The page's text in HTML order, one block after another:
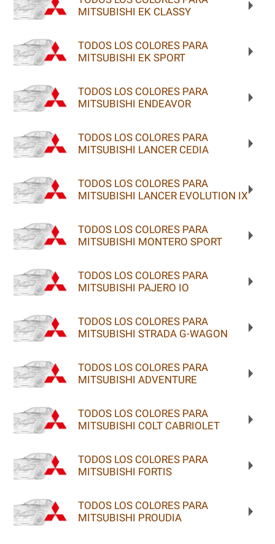
MITSUBISHI EK CLASSY
TODOS LOS COLORES PARA
MITSUBISHI EK SPORT
TODOS LOS COLORES PARA
MITSUBISHI ENDEAVOR
TODOS LOS COLORES PARA
MITSUBISHI LANCER CEDIA
TODOS LOS COLORES PARA
MITSUBISHI LANCER EVOLUTION IX
TODOS LOS COLORES PARA
MITSUBISHI MONTERO SPORT
TODOS LOS COLORES PARA
MITSUBISHI PAJERO IO
TODOS LOS COLORES PARA
MITSUBISHI STRADA G-WAGON
TODOS LOS COLORES PARA
MITSUBISHI ADVENTURE
TODOS LOS COLORES PARA
MITSUBISHI COLT CABRIOLET
TODOS LOS COLORES PARA
MITSUBISHI FORTIS
TODOS LOS COLORES PARA
MITSUBISHI PROUDIA